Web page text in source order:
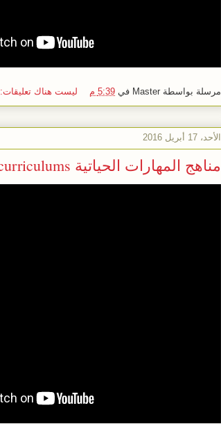
مرسلة بواسطة Master في 5:39 م ليست هناك تعليقات:
الأحد، 17 أبريل 2016
مناهج المهارات الحياتية life skills curriculums